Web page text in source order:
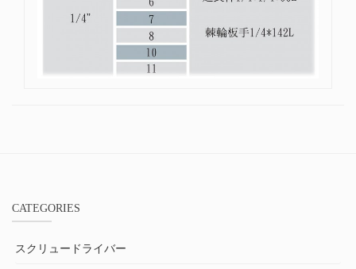
CATEGORIES
スクリュードライバー